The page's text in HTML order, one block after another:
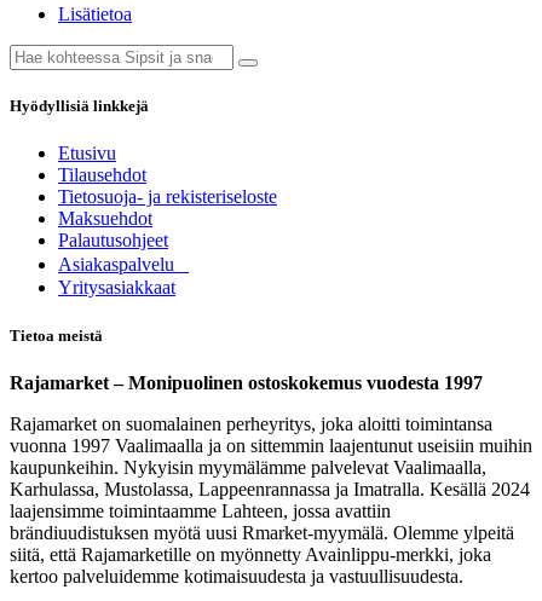
Lisätietoa
Hyödyllisiä linkkejä
Etusivu
Tilausehdot
Tietosuoja- ja rekisteriseloste
Maksuehdot
Palautusohjeet
Asia​k​aspalvelu
​Yritysasiakkaat
Tietoa meistä
Rajamarket – Monipuolinen ostoskokemus vuodesta 1997
Rajamarket on suomalainen perheyritys, joka aloitti toimintansa
vuonna 1997 Vaalimaalla ja on sittemmin laajentunut useisiin muihin
kaupunkeihin. Nykyisin myymälämme palvelevat Vaalimaalla,
Karhulassa, Mustolassa, Lappeenrannassa ja Imatralla. Kesällä 2024
laajensimme toimintaamme Lahteen, jossa avattiin
brändiuudistuksen myötä uusi Rmarket-myymälä. Olemme ylpeitä
siitä, että Rajamarketille on myönnetty Avainlippu-merkki, joka
kertoo palveluidemme kotimaisuudesta ja vastuullisuudesta.